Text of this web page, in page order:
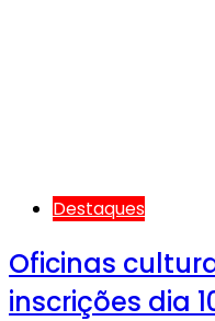
Destaques
Oficinas
inscrições dia